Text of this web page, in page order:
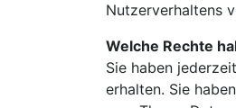
Nutzerverhaltens
Welche Rechte
Sie haben
erhalten. Sie